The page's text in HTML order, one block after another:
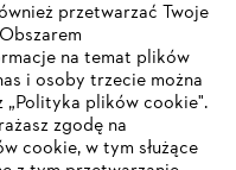
przetwarzać Twoje
na temat plików
i osoby trzecie można
„Polityka plików cookie".
zgodę na
cookie, w tym służące